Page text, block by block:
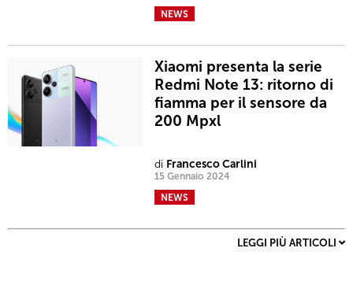
NEWS
Xiaomi presenta la serie
Redmi Note 13: ritorno di
fiamma per il sensore da
200 Mpxl
di Francesco Carlini
15 Gennaio 2024
NEWS
LEGGI PIÙ ARTICOLI